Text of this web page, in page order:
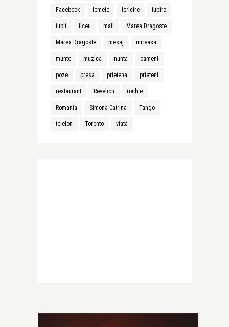
Facebook femeie fericire iubire
iubit liceu mall Marea Dragoste
Marea Dragoste mesaj mireasa
munte muzica nunta oameni
poze presa prietena prieteni
restaurant Revelion rochie
Romania Simona Catrina Tango
telefon Toronto viata